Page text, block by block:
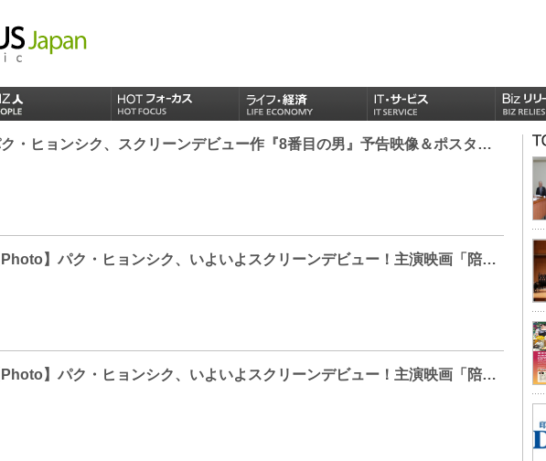
パク・ヒョンシク、スクリーンデビュー作『8番目の男』予告映像＆ポスタービジュアルが到着
【Photo】パク・ヒョンシク、いよいよスクリーンデビュー！主演映画「陪審員たち」制作報告会見
【Photo】パク・ヒョンシク、いよいよスクリーンデビュー！主演映画「陪審員たち」制作報告会見